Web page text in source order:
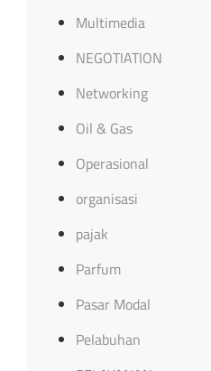
Multimedia
NEGOTIATION
Networking
Oil & Gas
Operasional
organisasi
pajak
Parfum
Pasar Modal
Pelabuhan